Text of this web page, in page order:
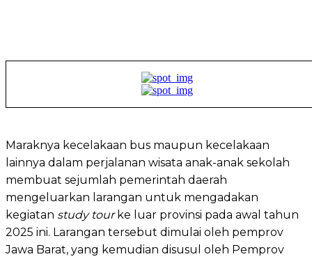
Maraknya kecelakaan bus maupun kecelakaan
lainnya dalam perjalanan wisata anak-anak sekolah
membuat sejumlah pemerintah daerah
mengeluarkan larangan untuk mengadakan
kegiatan study tour ke luar provinsi pada awal tahun
2025 ini. Larangan tersebut dimulai oleh pemprov
Jawa Barat, yang kemudian disusul oleh Pemprov